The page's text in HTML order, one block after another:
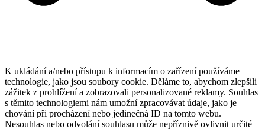
K ukládání a/nebo přístupu k informacím o zařízení používáme
technologie, jako jsou soubory cookie. Děláme to, abychom zlepšili
zážitek z prohlížení a zobrazovali personalizované reklamy. Souhlas
s těmito technologiemi nám umožní zpracovávat údaje, jako je
chování při procházení nebo jedinečná ID na tomto webu.
Nesouhlas nebo odvolání souhlasu může nepříznivě ovlivnit určité